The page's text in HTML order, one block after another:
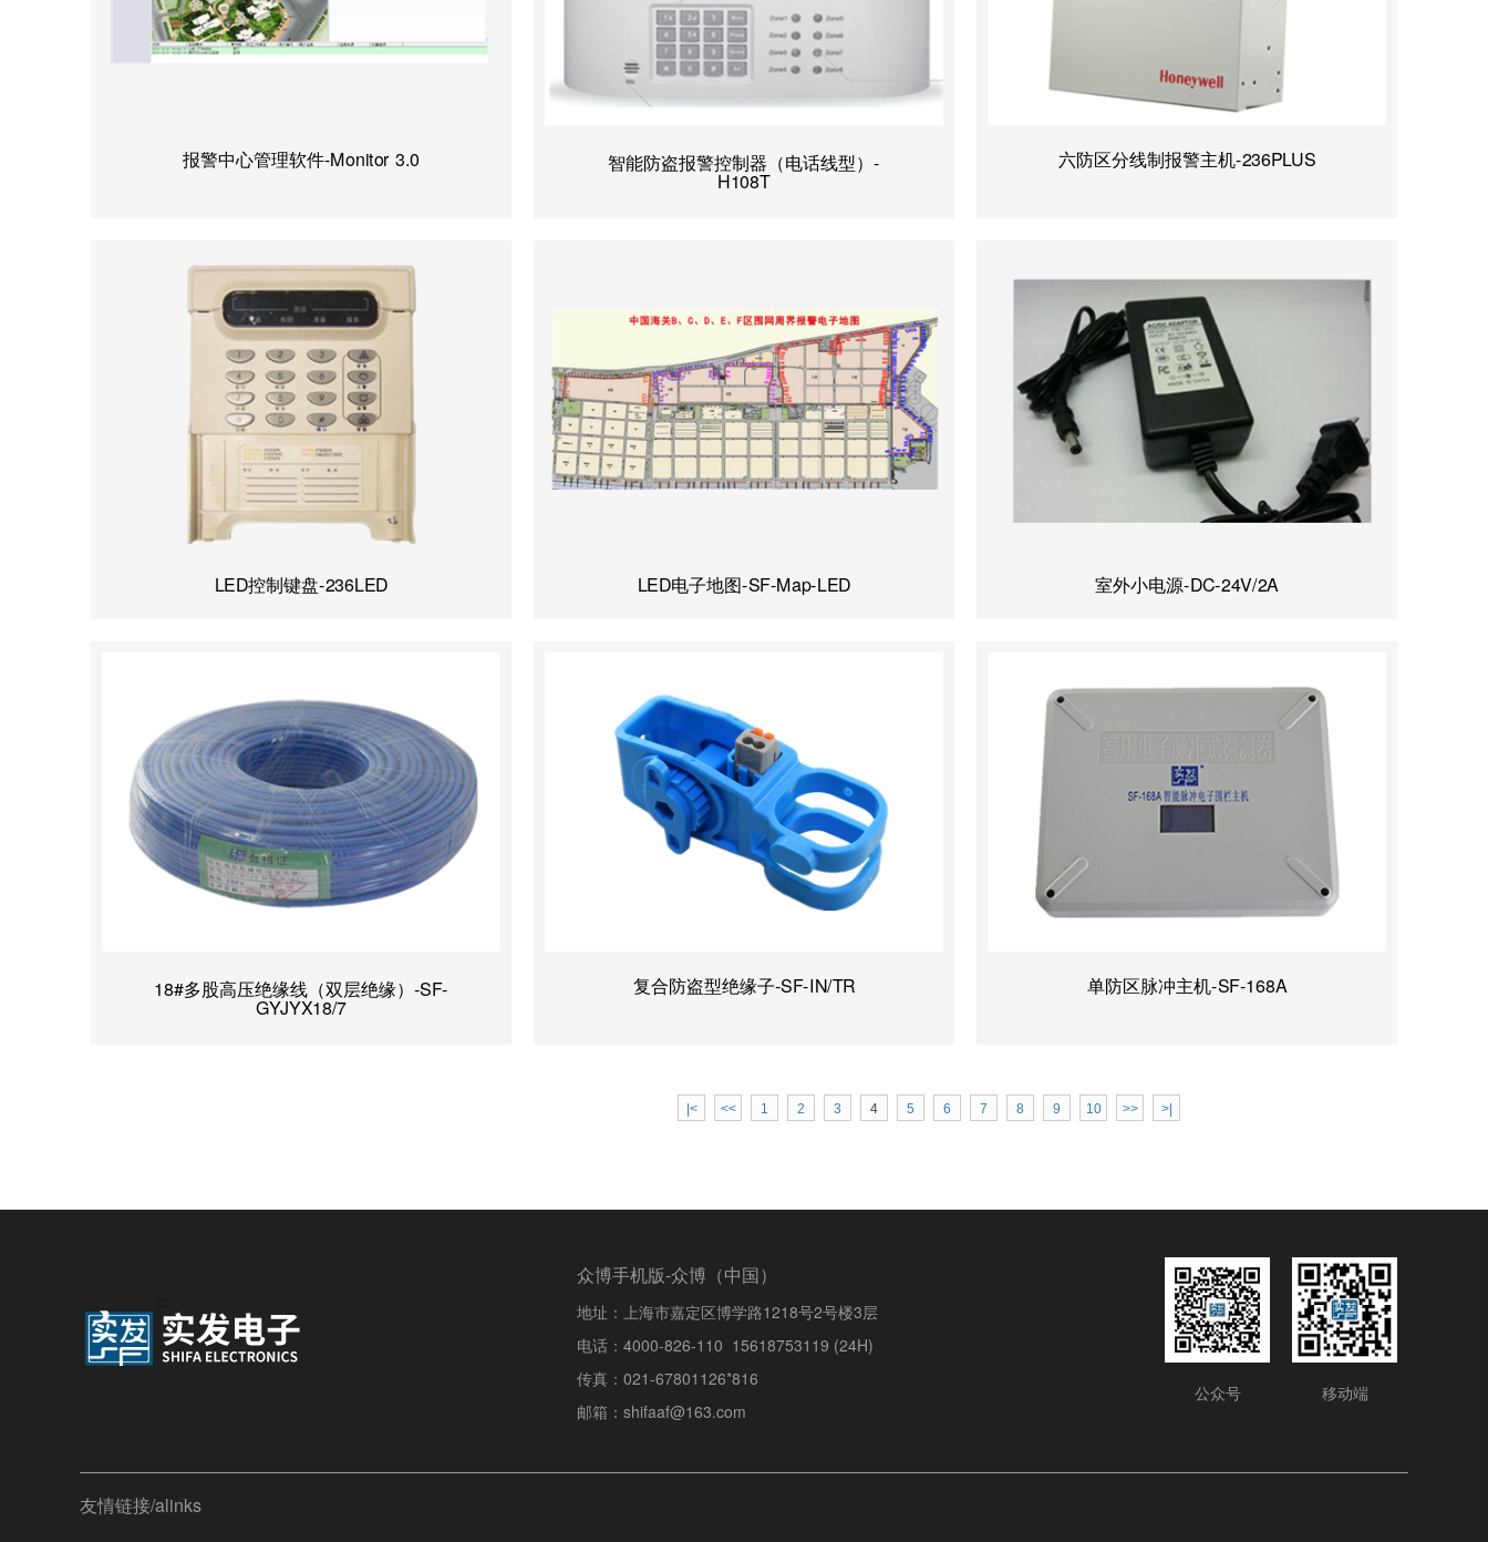
报警中心管理软件-Monitor 3.0 智能防盗报警控制器（电话线型）-
H108T
六防区分线制报警主机-236PLUS
LED控制键盘-236LED LED电子地图-SF-Map-LED 室外小电源-DC-24V/2A
18#多股高压绝缘线（双层绝缘）-SF-
GYJYX18/7
复合防盗型绝缘子-SF-IN/TR 单防区脉冲主机-SF-168A
|< << 1 2 3 4 5 6 7 8 9 10 >> >|
众博手机版-众博（中国）
地址：上海市嘉定区博学路1218号2号楼3层
电话：4000-826-110 15618753119 (24H)
传真：021-67801126*816
邮箱：shifaaf@163.com
公众号 移动端
友情链接/alinks